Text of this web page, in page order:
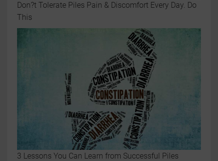
Don?t Tolerate Piles Pain & Discomfort Every Day. Do
This
3 Lessons You Can Learn from Successful Piles